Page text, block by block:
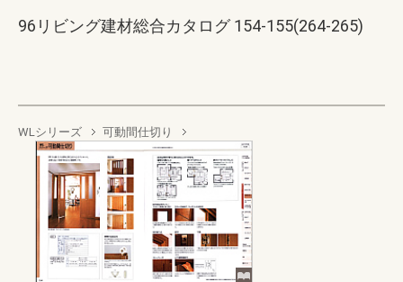
96リビング建材総合カタログ 154-155(264-265)
WLシリーズ 可動間仕切り